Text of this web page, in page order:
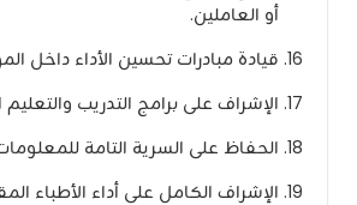
أو العاملين.
قيادة مبادرات تحسين الأداء داخل
الإشراف على برامج التدريب والتعليم
الحفاظ على السرية التامة
الإشراف الكامل على أداء الأطباء